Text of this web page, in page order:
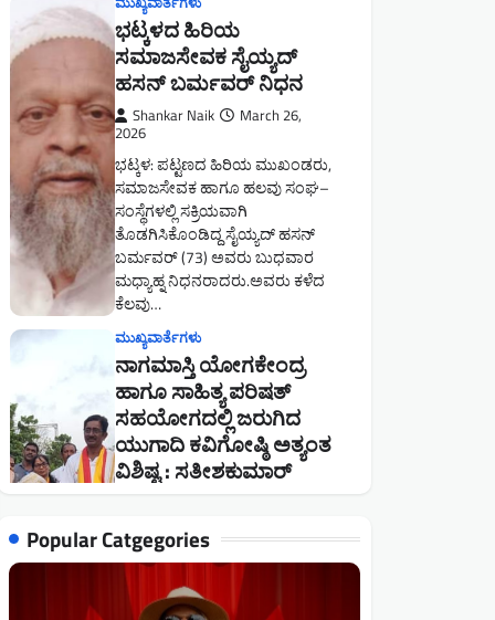
ಮುಖ್ಯವಾರ್ತೆಗಳು
ನಾಗಮಾಸ್ತಿ ಯೋಗಕೇಂದ್ರ
ಹಾಗೂ ಸಾಹಿತ್ಯ ಪರಿಷತ್
ಸಹಯೋಗದಲ್ಲಿ ಜರುಗಿದ
ಯುಗಾದಿ ಕವಿಗೋಷ್ಠಿ ಅತ್ಯಂತ
ವಿಶಿಷ್ಟ : ಸತೀಶಕುಮಾರ್
ನಾಯ್ಕ
Shankar Naik
March 26,
2026
ಭಟ್ಕಳ :ನಾಗಮಾಸ್ತಿ ಯೋಗ ಕೇಂದ್ರ
ಹಾಗೂ ಕನ್ನಡ ಸಾಹಿತ್ಯ ಪರಿಷತ್ತಿನ
ಸಹಯೋಗದಲ್ಲಿ ಜರುಗಿದ ಯುಗಾದಿ
ಕವಿಗೋಷ್ಠಿ ಮತ್ತು ಉಪನ್ಯಾಸ ಅತ್ಯಂತ
ವಿಶಿಷ್ಟ ಎಂದು ನಾಗಮಾಸ್ತಿ ಕ್ಷೇತ್ರದ
ಅಧ್ಯಕ್ಷ…
ಮುಖ್ಯವಾರ್ತೆಗಳು
ಬೀನಾ ವೈದ್ಯ ಶಿಕ್ಷಣ ಸಂಸ್ಥೆ
ವಿದ್ಯಾಥಿಗಳಿಂದ “ತಂದೆಯರ
ದಿನ” ಆಚರಣೆ
ಭಟ್ಕಳ: ಇಲ್ಲಿನ ಪ್ರತಿಷ್ಠಿತ ಶಿಕ್ಷಣ
ಸಂಸ್ಥೆಯಾದ ಬೀನಾ ವೈದ್ಯ ಶಿಕ್ಷಣ
ಸಂಸ್ಥೆಯಲ್ಲಿ ತಂದೆಯರ ದಿನಾಚರಣೆ
Popular Catgegories